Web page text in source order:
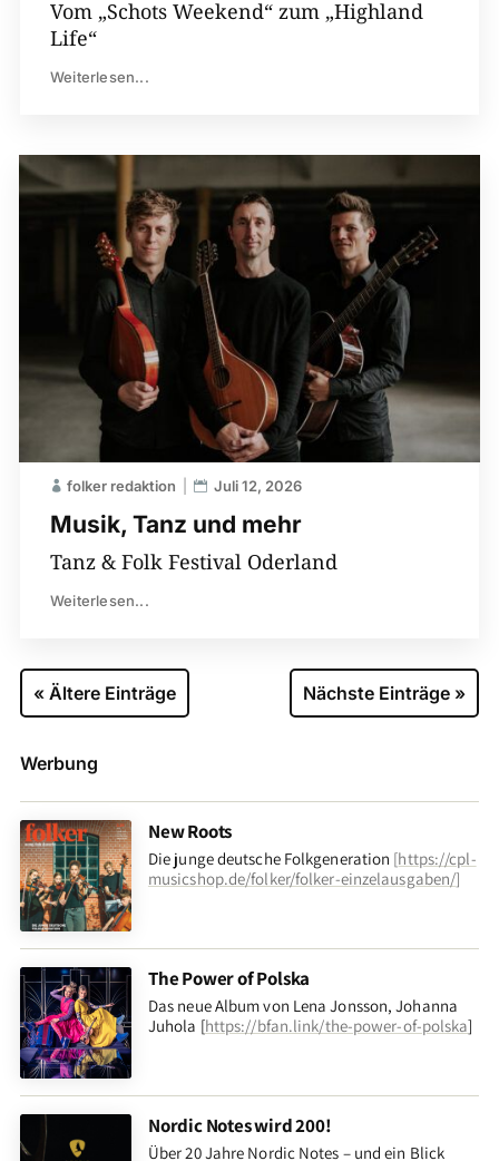
Vom „Schots Weekend“ zum „Highland
Life“
Weiterlesen...
Musik, Tanz und mehr
folker redaktion Juli 12, 2026
Tanz & Folk Festival Oderland
Weiterlesen...
« Ältere Einträge Nächste Einträge »
Werbung
New Roots
Die junge deutsche Folkgeneration [https://cpl-
musicshop.de/folker/folker-einzelausgaben/]
The Power of Polska
Das neue Album von Lena Jonsson, Johanna
Juhola [https://bfan.link/the-power-of-polska]
Nordic Notes wird 200!
Über 20 Jahre Nordic Notes – und ein Blick